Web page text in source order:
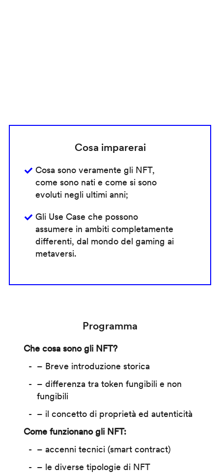
Cosa imparerai
Cosa sono veramente gli NFT,
come sono nati e come si sono
evoluti negli ultimi anni;
Gli Use Case che possono
assumere in ambiti completamente
differenti, dal mondo del gaming ai
metaversi.
Programma
Che cosa sono gli NFT?
– Breve introduzione storica
– differenza tra token fungibili e non
fungibili
– il concetto di proprietà ed autenticità
Come funzionano gli NFT:
– accenni tecnici (smart contract)
– le diverse tipologie di NFT